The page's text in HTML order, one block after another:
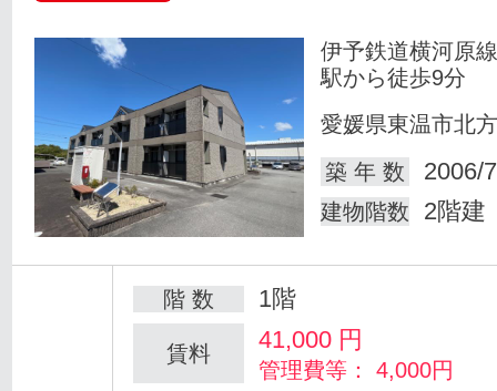
伊予鉄道横河原
駅から徒歩9分
愛媛県東温市北方
築 年 数
2006/
建物階数 2階建
階 数 1階
賃料 41,000 円
管理費等： 4,000円